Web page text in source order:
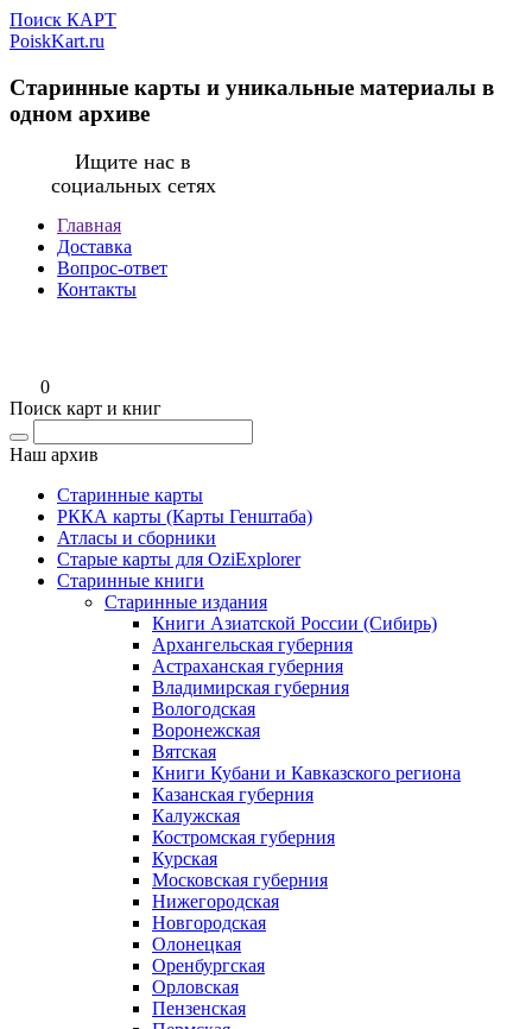
Поиск КАРТ
PoiskKart.ru
Старинные карты и уникальные материалы в
одном архиве
Ищите нас в
социальных сетях
Главная
Доставка
Вопрос-ответ
Контакты
0
Поиск карт и книг
Наш архив
Старинные карты
РККА карты (Карты Генштаба)
Атласы и сборники
Старые карты для OziExplorer
Старинные книги
Старинные издания
Книги Азиатской России (Сибирь)
Архангельская губерния
Астраханская губерния
Владимирская губерния
Вологодская
Воронежская
Вятская
Книги Кубани и Кавказского региона
Казанская губерния
Калужская
Костромская губерния
Курская
Московская губерния
Нижегородская
Новгородская
Олонецкая
Оренбургская
Орловская
Пензенская